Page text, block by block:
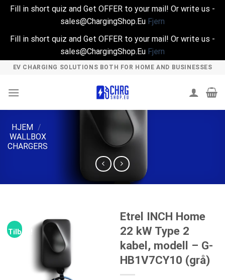
Fill in short quiz and Get OFFER to your mail! Or write us -
sales@ChargingShop.Eu Fjern
Fill in short quiz and Get OFFER to your mail! Or write us -
sales@ChargingShop.Eu Fjern
Skip
content
EV CHARGING SOLUTIONS BOTH FOR HOME AND BUSINESSES
HJEM /
WALLBOX
CHARGERS
Tilbud!
Etrel INCH Home
22 kW Type 2
kabel, modell – G-
HB1V7CY10 (grå)